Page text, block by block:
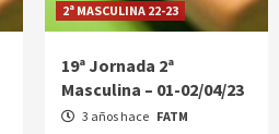
2ª MASCULINA 22-23
19ª Jornada 2ª
Masculina – 01-02/04/23
3 años hace FATM